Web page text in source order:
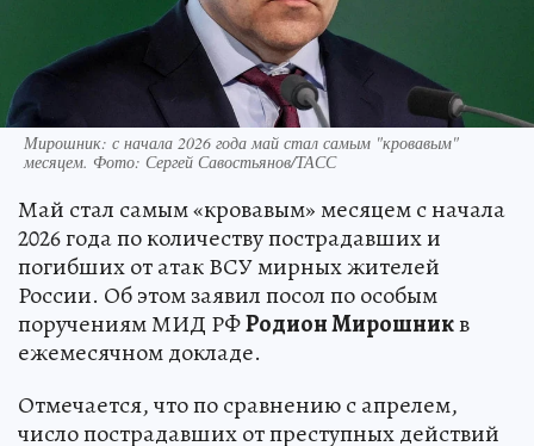
Мирошник: с начала 2026 года май стал самым "кровавым"
месяцем. Фото: Сергей Савостьянов/ТАСС
Май стал самым «кровавым» месяцем с начала
2026 года по количеству пострадавших и
погибших от атак ВСУ мирных жителей
России. Об этом заявил посол по особым
поручениям МИД РФРодион Мирошникв
ежемесячном докладе.
Отмечается, что по сравнению с апрелем,
число пострадавших от преступных действий